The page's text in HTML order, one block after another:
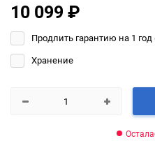
10 099 ₽
Продлить гарантию на 1 год
Хранение